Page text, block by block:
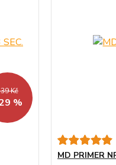
Kč
%
MD PRIMER